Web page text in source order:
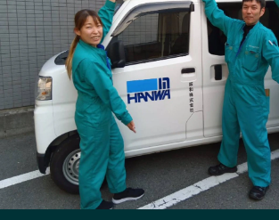
河内エリア
兵庫エリア
奈良エリア
和歌山エリア
鳥取エリア
島根エリア
岡山エリア
広島エリア
山口エリア
徳島エリア
香川エリア
愛媛エリア
高知エリア
福岡エリア
佐賀エリア
長崎エリア